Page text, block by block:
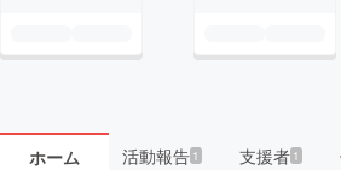
ホーム 活動報告1 支援者 1